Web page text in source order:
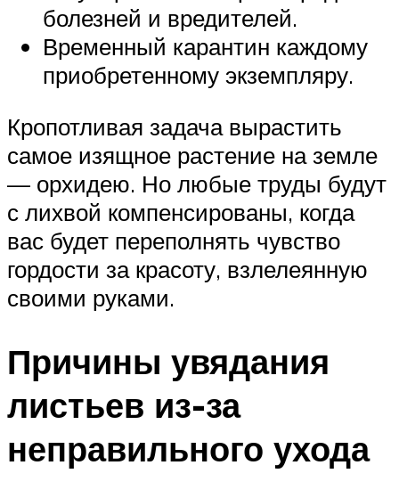
болезней и вредителей.
Временный карантин каждому
приобретенному экземпляру.
Кропотливая задача вырастить
самое изящное растение на земле
— орхидею. Но любые труды будут
с лихвой компенсированы, когда
вас будет переполнять чувство
гордости за красоту, взлелеянную
своими руками.
Причины увядания
листьев из-за
неправильного ухода